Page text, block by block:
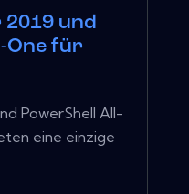
und
One für
PowerShell All-
eine einzige